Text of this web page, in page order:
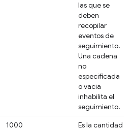
las que se
deben
recopilar
eventos de
seguimiento.
Una cadena
no
especificada
o vacía
inhabilita el
seguimiento.
1000
Es la cantidad